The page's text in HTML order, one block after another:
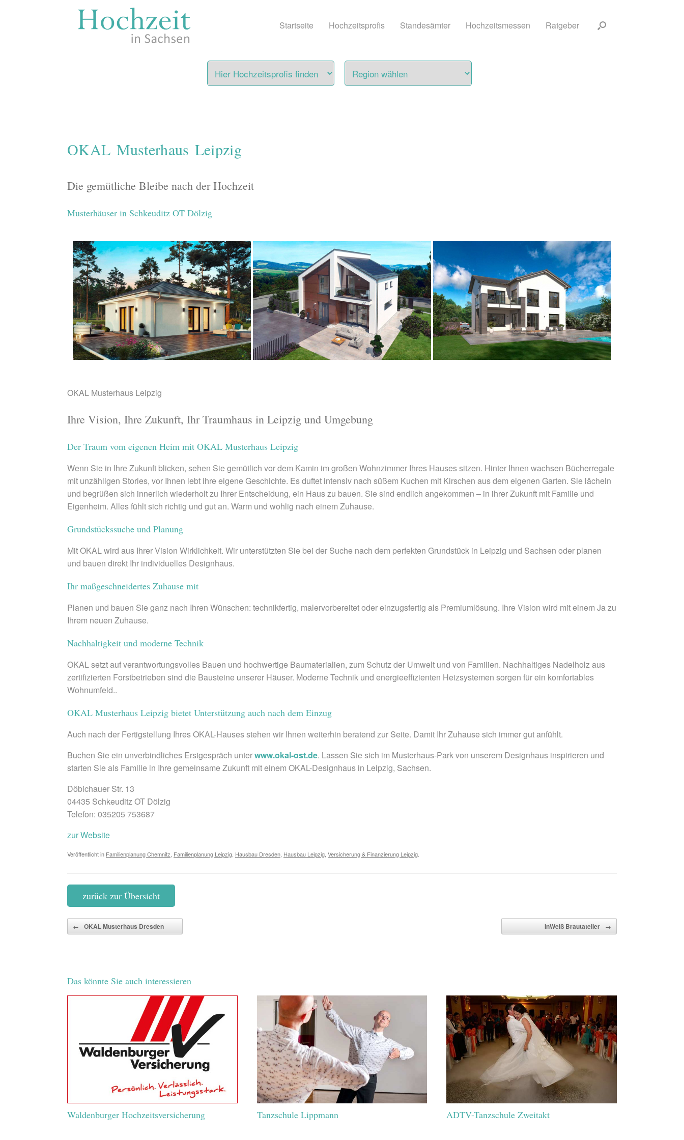
Startseite Hochzeitsprofis Standesämter Hochzeitsmessen Ratgeber
OKAL Musterhaus Leipzig
Die gemütliche Bleibe nach der Hochzeit
Musterhäuser in Schkeuditz OT Dölzig
OKAL Musterhaus Leipzig
Ihre Vision, Ihre Zukunft, Ihr Traumhaus in Leipzig und Umgebung
Der Traum vom eigenen Heim mit OKAL Musterhaus Leipzig
Wenn Sie in Ihre Zukunft blicken, sehen Sie gemütlich vor dem Kamin im großen Wohnzimmer Ihres Hauses sitzen. Hinter Ihnen wachsen Bücherregale
mit unzähligen Stories, vor Ihnen lebt ihre eigene Geschichte. Es duftet intensiv nach süßem Kuchen mit Kirschen aus dem eigenen Garten. Sie lächeln
und begrüßen sich innerlich wiederholt zu Ihrer Entscheidung, ein Haus zu bauen. Sie sind endlich angekommen – in ihrer Zukunft mit Familie und
Eigenheim. Alles fühlt sich richtig und gut an. Warm und wohlig nach einem Zuhause.
Grundstückssuche und Planung
Mit OKAL wird aus Ihrer Vision Wirklichkeit. Wir unterstützten Sie bei der Suche nach dem perfekten Grundstück in Leipzig und Sachsen oder planen
und bauen direkt Ihr individuelles Designhaus.
Ihr maßgeschneidertes Zuhause mit
Planen und bauen Sie ganz nach Ihren Wünschen: technikfertig, malervorbereitet oder einzugsfertig als Premiumlösung. Ihre Vision wird mit einem Ja zu
Ihrem neuen Zuhause.
Nachhaltigkeit und moderne Technik
OKAL setzt auf verantwortungsvolles Bauen und hochwertige Baumaterialien, zum Schutz der Umwelt und von Familien. Nachhaltiges Nadelholz aus
zertifizierten Forstbetrieben sind die Bausteine unserer Häuser. Moderne Technik und energieeffizienten Heizsystemen sorgen für ein komfortables
Wohnumfeld..
OKAL Musterhaus Leipzig bietet Unterstützung auch nach dem Einzug
Auch nach der Fertigstellung Ihres OKAL-Hauses stehen wir Ihnen weiterhin beratend zur Seite. Damit Ihr Zuhause sich immer gut anfühlt.
Buchen Sie ein unverbindliches Erstgespräch unterwww.okal-ost.de. Lassen Sie sich im Musterhaus-Park von unserem Designhaus inspirieren und
starten Sie als Familie in Ihre gemeinsame Zukunft mit einem OKAL-Designhaus in Leipzig, Sachsen.
Döbichauer Str. 13
04435 Schkeuditz OT Dölzig
Telefon: 035205 753687
zur Website
Veröffentlicht in Familienplanung Chemnitz Familienplanung Leipzig Hausbau Dresden Hausbau Leipzig Versicherung & Finanzierung Leipzig
zurück zur Übersicht
Beitragsnavigation
← OKAL Musterhaus Dresden InWeiß Brautatelier →
Das könnte Sie auch interessieren
Waldenburger Hochzeitsversicherung Tanzschule Lippmann ADTV-Tanzschule Zweitakt